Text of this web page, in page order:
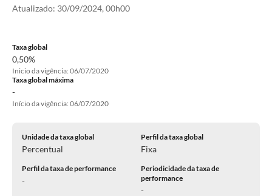
Atualizado: 30/09/2024, 00h00
Taxa global
0,50%
Inicio da vigência: 06/07/2020
Taxa global máxima
-
Início da vigência: 06/07/2020
Unidade da taxa global
Percentual
Perfil da taxa global
Fixa
Perfil da taxa de performance
-
Periodicidade da taxa de
performance
-